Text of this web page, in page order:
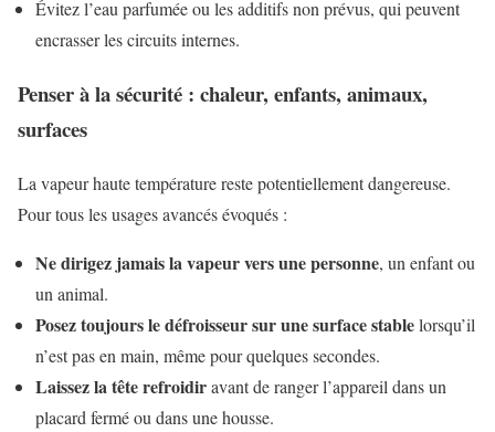
Évitez l’eau parfumée ou les additifs non prévus, qui peuvent
encrasser les circuits internes.
Penser à la sécurité : chaleur, enfants, animaux,
surfaces
La vapeur haute température reste potentiellement dangereuse.
Pour tous les usages avancés évoqués :
Ne dirigez jamais la vapeur vers une personne, un enfant ou
un animal.
Posez toujours le défroisseur sur une surface stablelorsqu’il
n’est pas en main, même pour quelques secondes.
Laissez la tête refroidiravant de ranger l’appareil dans un
placard fermé ou dans une housse.